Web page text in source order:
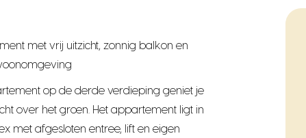
met vrij uitzicht, zonnig balkon en
op de derde verdieping geniet je
over het groen. Het appartement ligt in
met afgesloten entree, lift en eigen